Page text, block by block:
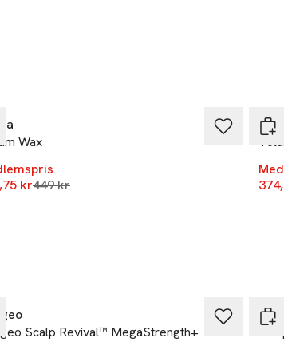
Sacha Inchi och Moreteoljor ger näring till
Wax
krLägsta pris 30 dagar
449 kr
Scalp Revival™ MegaStrength+